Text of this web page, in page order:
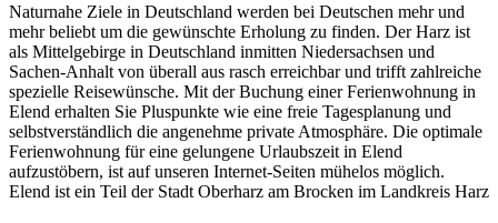
Naturnahe Ziele in Deutschland werden bei Deutschen mehr und
mehr beliebt um die gewünschte Erholung zu finden. Der Harz ist
als Mittelgebirge in Deutschland inmitten Niedersachsen und
Sachen-Anhalt von überall aus rasch erreichbar und trifft zahlreiche
spezielle Reisewünsche. Mit der Buchung einer Ferienwohnung in
Elend erhalten Sie Pluspunkte wie eine freie Tagesplanung und
selbstverständlich die angenehme private Atmosphäre. Die optimale
Ferienwohnung für eine gelungene Urlaubszeit in Elend
aufzustöbern, ist auf unseren Internet-Seiten mühelos möglich.
Elend ist ein Teil der Stadt Oberharz am Brocken im Landkreis Harz